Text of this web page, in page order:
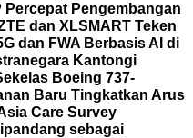
Percepat Pengembangan
dan XLSMART Teken
dan FWA Berbasis AI di
Kantongi
Boeing 737-
Baru Tingkatkan Arus
Care Survey
sebagai